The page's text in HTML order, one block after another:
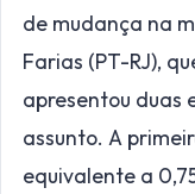
de mudança na
Farias (PT-RJ),
apresentou duas
assunto. A
equivalente a